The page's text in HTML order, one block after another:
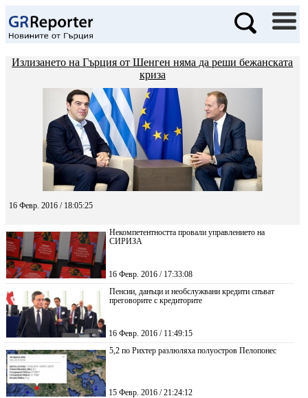
Излизането на Гърция от Шенген няма да реши бежанската
криза
16 Февр. 2016 / 18:05:25
Некомпетентността провали управлението на
СИРИЗА
16 Февр. 2016 / 17:33:08
Пенсии, данъци и необслужвани кредити спъват
преговорите с кредиторите
16 Февр. 2016 / 11:49:15
5,2 по Рихтер разлюляха полуостров Пелопонес
15 Февр. 2016 / 21:24:12